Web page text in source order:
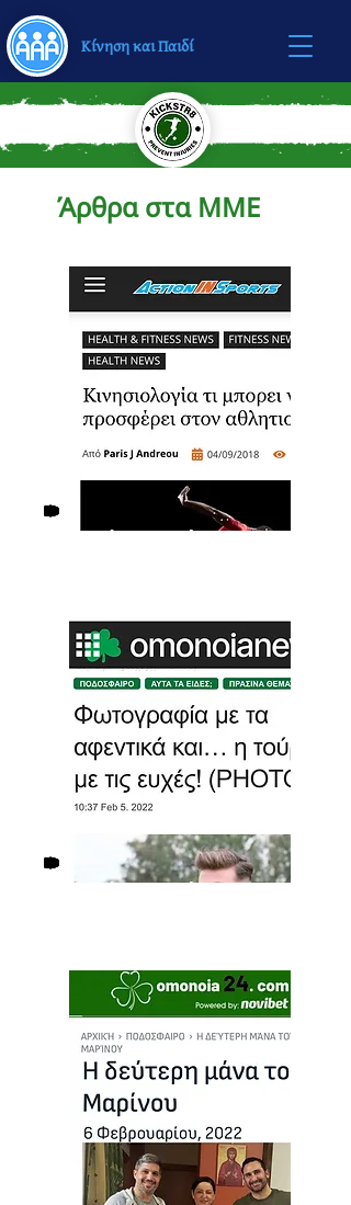
Κίνηση και Παιδί
Άρθρα στα ΜΜΕ
Δείτε το άρθρο
Δείτε το άρθρο